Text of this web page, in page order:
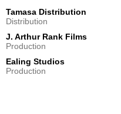
Tamasa Distribution
Distribution
J. Arthur Rank Films
Production
Ealing Studios
Production